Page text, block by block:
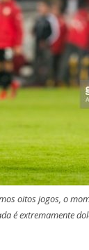
oitos jogos, o
é extremamente